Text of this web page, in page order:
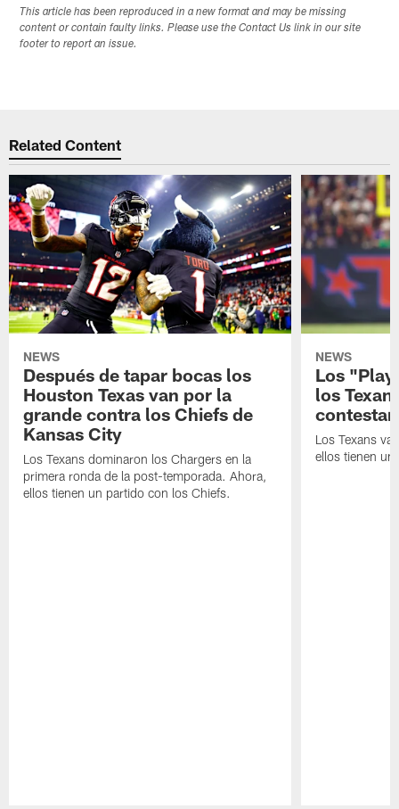
This article has been reproduced in a new format and may be missing
content or contain faulty links. Please use the Contact Us link in our site
footer to report an issue.
Related Content
NEWS
Después de tapar bocas los
Houston Texas van por la
grande contra los Chiefs de
Kansas City
Los Texans dominaron los Chargers en la
primera ronda de la post-temporada. Ahora,
ellos tienen un partido con los Chiefs.
NEWS
Los
los
contestar
Los Texans
ellos tienen un